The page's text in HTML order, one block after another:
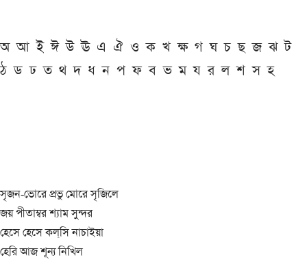
অ আ ই ঈ উ ঊ এ ঐ ও ক খ ক্ষ গ ঘ চ ছ জ ঝ ট
ঠ ড ঢ ত থ দ ধ ন প ফ ব ভ ম য র ল শ স হ
সৃজন-ভোরে প্রভু মোরে সৃজিলে
জয় পীতাম্বর শ্যাম সুন্দর
হেসে হেসে কল্‌সি নাচাইয়া
হেরি আজ শূন্য নিখিল